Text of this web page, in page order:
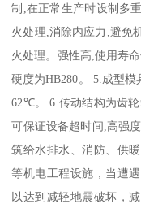
制,在正常生产时设制多
火处理,消除内应力,避免
火处理。强性高,使用寿
硬度为HB280。 5.成型模
62℃。 6.传动结构为齿轮
可保证设备超时间,高强
筑给水排水、消防、供
等机电工程设施，当遭
以达到减轻地震破坏，